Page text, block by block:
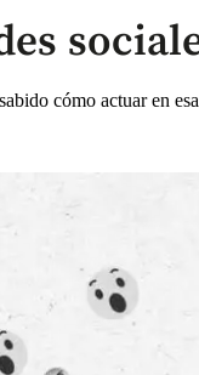
cómo actuar en